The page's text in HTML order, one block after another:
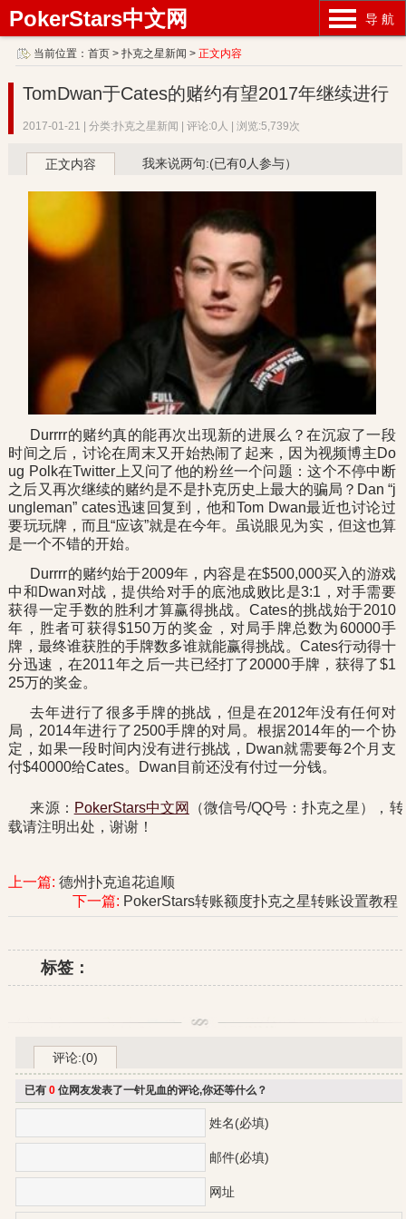
导 航
PokerStars中文网
当前位置：首页 >扑克之星新闻 >正文内容
TomDwan于Cates的赌约有望2017年继续进行
2017-01-21 | 分类:扑克之星新闻 | 评论:0人 | 浏览:5,739次
正文内容 我来说两句:(已有0人参与）
Durrrr的赌约真的能再次出现新的进展么？在沉寂了一段
时间之后，讨论在周末又开始热闹了起来，因为视频博主Do
ug Polk在Twitter上又问了他的粉丝一个问题：这个不停中断
之后又再次继续的赌约是不是扑克历史上最大的骗局？Dan “j
ungleman” cates迅速回复到，他和Tom Dwan最近也讨论过
要玩玩牌，而且“应该”就是在今年。虽说眼见为实，但这也算
是一个不错的开始。
Durrrr的赌约始于2009年，内容是在$500,000买入的游戏
中和Dwan对战，提供给对手的底池成败比是3:1，对手需要
获得一定手数的胜利才算赢得挑战。Cates的挑战始于2010
年，胜者可获得$150万的奖金，对局手牌总数为60000手
牌，最终谁获胜的手牌数多谁就能赢得挑战。Cates行动得十
分迅速，在2011年之后一共已经打了20000手牌，获得了$1
25万的奖金。
去年进行了很多手牌的挑战，但是在2012年没有任何对
局，2014年进行了2500手牌的对局。根据2014年的一个协
定，如果一段时间内没有进行挑战，Dwan就需要每2个月支
付$40000给Cates。Dwan目前还没有付过一分钱。
来源： PokerStars中文网
（微信号/QQ号：扑克之星），转
载请注明出处，谢谢！
上一篇:德州扑克追花追顺
下一篇: PokerStars转账额度扑克之星转账设置教程
标签：
评论:(0)
已有0 位网友发表了一针见血的评论,你还等什么？
姓名(必填)
邮件(必填)
网址